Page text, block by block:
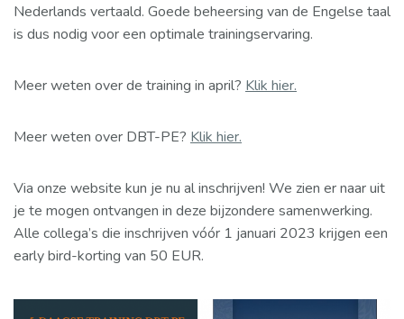
Nederlands vertaald. Goede beheersing van de Engelse taal
is dus nodig voor een optimale trainingservaring.
Meer weten over de training in april? Klik hier.
Meer weten over DBT-PE? Klik hier.
Via onze website kun je nu al inschrijven! We zien er naar uit
je te mogen ontvangen in deze bijzondere samenwerking.
Alle collega’s die inschrijven vóór 1 januari 2023 krijgen een
early bird-korting van 50 EUR.